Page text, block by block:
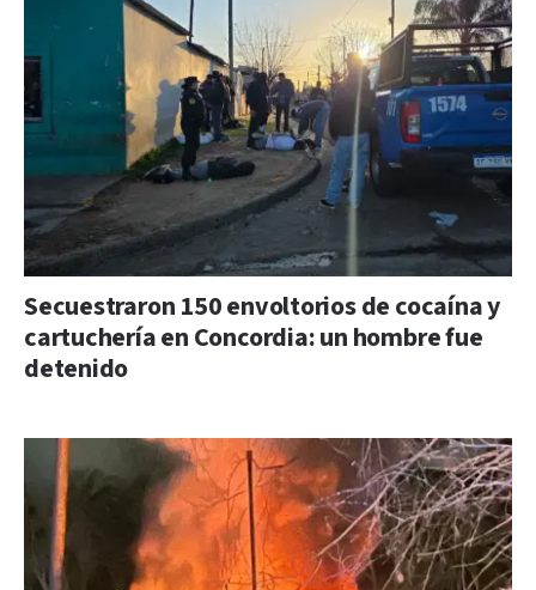
Secuestraron 150 envoltorios de cocaína y
cartuchería en Concordia: un hombre fue
detenido